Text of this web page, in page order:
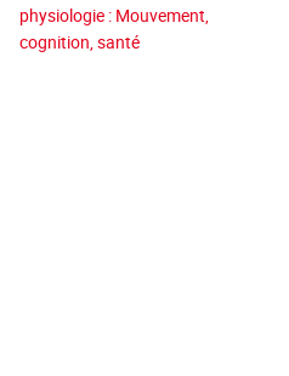
physiologie : Mouvement,
cognition, santé